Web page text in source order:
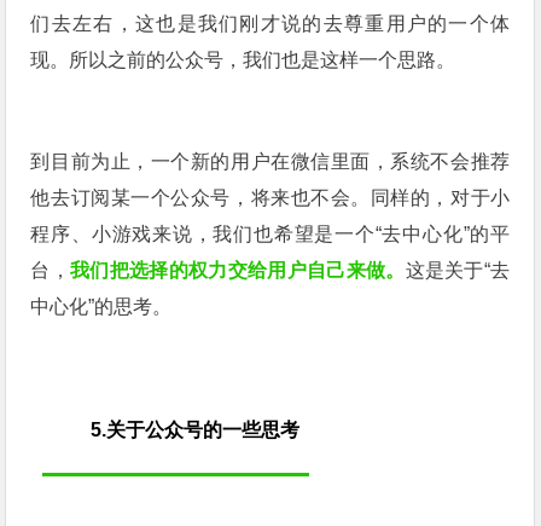
们去左右，这也是我们刚才说的去尊重用户的一个体
现。所以之前的公众号，我们也是这样一个思路。
到目前为止，一个新的用户在微信里面，系统不会推荐
他去订阅某一个公众号，将来也不会。同样的，对于小
程序、小游戏来说，我们也希望是一个“去中心化”的平
台，我们把选择的权力交给用户自己来做。 这是关于“去
中心化”的思考。
5.关于公众号的一些思考